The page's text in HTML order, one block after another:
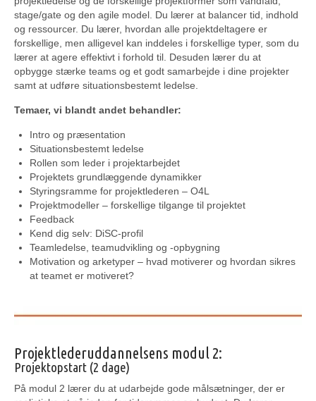
stage/gate og den agile model. Du lærer at balancer tid, indhold
og ressourcer. Du lærer, hvordan alle projektdeltagere er
forskellige, men alligevel kan inddeles i forskellige typer, som du
lærer at agere effektivt i forhold til. Desuden lærer du at
opbygge stærke teams og et godt samarbejde i dine projekter
samt at udføre situationsbestemt ledelse.
Temaer, vi blandt andet behandler:
Intro og præsentation
Situationsbestemt ledelse
Rollen som leder i projektarbejdet
Projektets grundlæggende dynamikker
Styringsramme for projektlederen – O4L
Projektmodeller – forskellige tilgange til projektet
Feedback
Kend dig selv: DiSC-profil
Teamledelse, teamudvikling og -opbygning
Motivation og arketyper – hvad motiverer og hvordan sikres
at teamet er motiveret?
Projektlederuddannelsens modul 2:
Projektopstart (2 dage)
På modul 2 lærer du at udarbejde gode målsætninger, der er